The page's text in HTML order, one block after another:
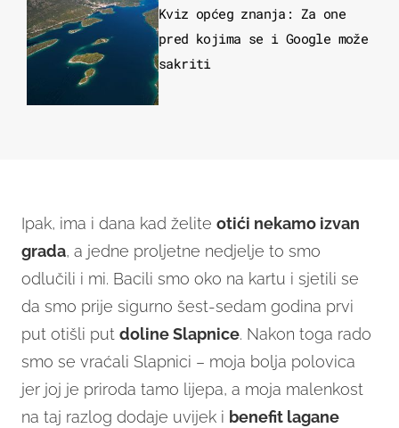
Kviz općeg znanja: Za one
pred kojima se i Google može
sakriti
Ipak, ima i dana kad želite otići nekamo izvan
grada, a jedne proljetne nedjelje to smo
odlučili i mi. Bacili smo oko na kartu i sjetili se
da smo prije sigurno šest-sedam godina prvi
put otišli put doline Slapnice. Nakon toga rado
smo se vraćali Slapnici – moja bolja polovica
jer joj je priroda tamo lijepa, a moja malenkost
na taj razlog dodaje uvijek i benefit lagane